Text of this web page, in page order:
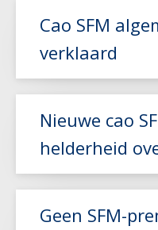
Cao SFM
verklaard
Nieuwe cao
helderheid
Geen SFM-